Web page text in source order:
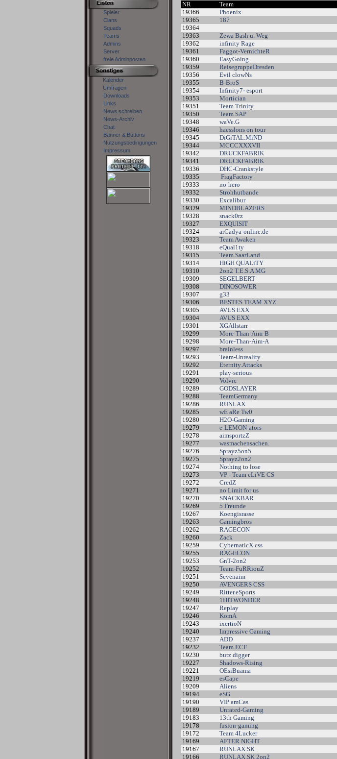
Spieler
Clans
Squads
Teams
Admins
Server
freie Adminposten
Kalender
Umfragen
Downloads
Links
News schreiben
News-Archiv
Chat
Banner & Buttons
Nutzungsbedingungen
Impressum
NR
Team
19366
Phoenix
19365
187
19364
19363
Zewa Bash u. Weg
19362
infinity Rage
19361
Faggot-VernichteR
19360
EasyGoing
19359
ReisegruppeDresden
19356
Evil clowNs
19355
B-BroS
19354
Infinity7- esport
19353
Mortician
19351
Team Trinity
19350
Team SAP
19348
waVe.G
19346
haesslons on tour
19345
DiGiTAL.MiND
19344
MCCCXXXVII
19342
DRUCKFABRIK
19341
DRUCKFABRIK
19336
DHC-Crankstyle
19335
FragFactory
19333
no-hero
19332
Strohhutbande
19330
Excalibur
19329
MINDBLAZERS
19328
snack0rz
19327
EXQUISIT
19324
arCadya-online.de
19323
Team Awaken
19318
eQual1ty
19315
Team SaarLand
19314
HiGH QUALiTY
19310
2on2 T.E.S.A MG
19309
SEGELBERT
19308
DINOSOWER
19307
g33
19306
BESTES TEAM XYZ
19305
AVUS EXX
19304
AVUS EXX
19301
XGAllstarr
19299
More-Than-Aim-B
19298
More-Than-Aim-A
19297
brainless
19293
Team-Unreality
19292
Eternity.Attacks
19291
play-serious
19290
Volvic
19289
GODSLAYER
19288
TeamGermany
19286
RUNLAX
19285
wE aRe Tw0
19280
H2O-Gaming
19279
e-LEMON-ators
19278
aimsportzZ
19277
wasmachensachen.
19276
Sprayz5on5
19275
Sprayz2on2
19274
Nothing to lose
19273
VP - Team eLiVE CS
19272
CredZ
19271
no Limit for us
19270
SNACKBAR
19269
5 Freunde
19267
Koengisrasse
19263
Gamingbros
19262
RAGECON
19260
Zack
19259
CybernaticX.css
19255
RAGECON
19253
GnT-2on2
19252
Team-FuRRiouZ
19251
Sevenaim
19250
AVENGERS CSS
19249
Ritter.eSports
19248
1HITWONDER
19247
Replay
19246
KomA
19243
ixertioN
19240
Impressive Gaming
19237
ADD
19232
Team ECF
19230
butz digger
19227
Shadows-Rising
19221
OEsiBuama
19219
esCape
19209
Aliens
19194
eSG
19190
VIP amCas
19189
Unrated-Gaming
19183
13th Gaming
19178
fusion-gaming
19172
Team 4Lucker
19169
AFTER NIGHT
19167
RUNLAX.SK
19166
RUNLAX.SK 2on2